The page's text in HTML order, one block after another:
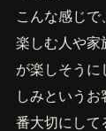
こんな感じ
楽しむ人や家
が楽しそう
しみという
番大切にして